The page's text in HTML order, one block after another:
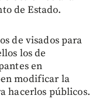
de Estado.
de visados para
los de
en
modificar la
hacerlos públicos.